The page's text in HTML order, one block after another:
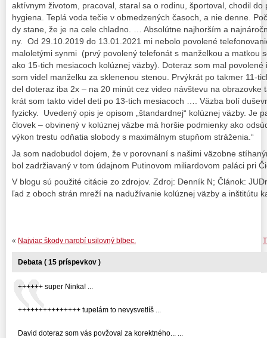
aktív­nym ži­vo­tom, pra­co­val, sta­ral sa o ro­di­nu, špor­to­val, cho­dil
hy­gie­na. Tep­lá vo­da te­čie v ob­me­dze­ných ča­soch, a nie den­ne.
dy sta­ne, že je na ce­le chlad­no. … Ab­so­lút­ne naj­hor­ším a
ny. Od 29.10.2019 do 13.01.2021 mi ne­bo­lo po­vo­le­né
ma­lo­le­tý­mi syn­mi (pr­vý po­vo­le­ný te­le­fo­nát s man­žel­kou a mat­kou
ako 15-tich me­sia­coch kolúz­nej väzby). Do­te­raz som mal
som vi­del man­žel­ku za skle­ne­nou ste­nou. Pr­výk­rát po tak­mer 11-
del do­te­raz iba 2x – na 20 mi­nút cez vi­deo náv­šte­vu na ob­ra­zovke
krát som tak­to vi­del de­ti po 13-tich mesia­coch …. Väz­ba bo­lí
fy­zic­ky. Uvede­ný opis je opi­som „štan­dar­dnej“ ko­lúz­nej väz­by. Je
člo­vek – ob­vi­ne­ný v ko­lúz­nej väz­be má hor­šie pod­mien­ky ako
vý­kon tres­tu od­ňa­tia slo­bo­dy s maximálnym stup­ňom strá­že­nia.“
Ja som nadobudol dojem, že v porovnaní s našimi väzobne
bol zadržiavaný v tom údajnom Putinovom miliardovom paláci pri
V blogu sú použité citácie zo zdrojov. Zdroj: Denník N; Článok:
ľad z oboch strán mre­ží na na­du­ží­va­nie ko­lúz­nej väz­by a in­šti­tú­tu
« Najviac škody narobí usilovný blbec.
Debata ( 15 príspevkov )
++++++ super Ninka! ...
+++++++++++++++ tupelám to nevysvetlíš ...
David doteraz som vás povžoval za korektného... ...